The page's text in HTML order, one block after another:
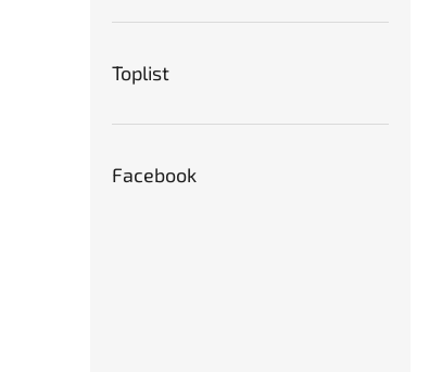
Toplist
Facebook